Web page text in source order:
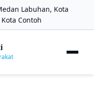
Labuhan, Kota
Contoh